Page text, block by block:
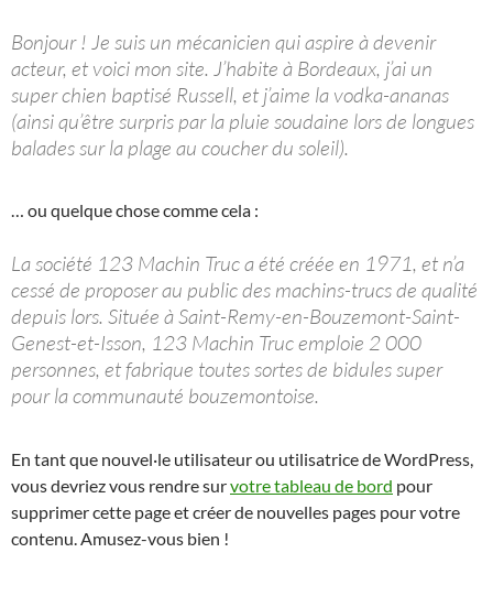
Bonjour ! Je suis un mécanicien qui aspire à devenir
acteur, et voici mon site. J’habite à Bordeaux, j’ai un
super chien baptisé Russell, et j’aime la vodka-ananas
(ainsi qu’être surpris par la pluie soudaine lors de longues
balades sur la plage au coucher du soleil).
… ou quelque chose comme cela :
La société 123 Machin Truc a été créée en 1971, et n’a
cessé de proposer au public des machins-trucs de qualité
depuis lors. Située à Saint-Remy-en-Bouzemont-Saint-
Genest-et-Isson, 123 Machin Truc emploie 2 000
personnes, et fabrique toutes sortes de bidules super
pour la communauté bouzemontoise.
En tant que nouvel·le utilisateur ou utilisatrice de WordPress,
vous devriez vous rendre survotre tableau de bord pour
supprimer cette page et créer de nouvelles pages pour votre
contenu. Amusez-vous bien !